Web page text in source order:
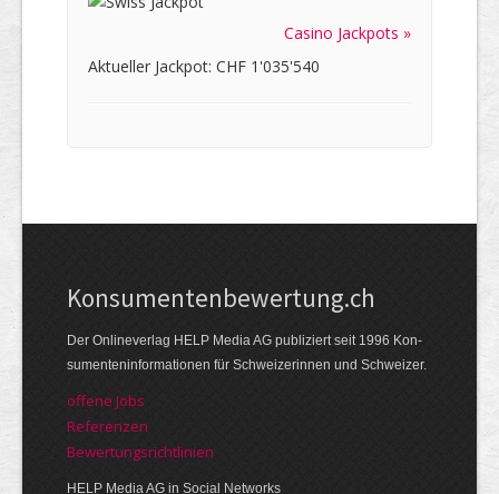
Casino Jackpots »
Aktueller Jackpot: CHF 1'035'540
Kon­su­menten­be­wer­tung.ch
Der Online­verlag HELP Media AG publi­ziert seit 1996 Kon­
su­menten­infor­mationen für Schwei­zerinnen und Schweizer.
offene Jobs
Referenzen
Bewer­tungs­richt­linien
HELP Media AG in Social Networks